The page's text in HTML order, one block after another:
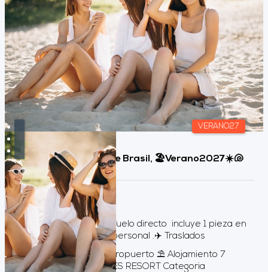
VERANO27
Guarajuba, Noreste de Brasil, 🏖️Verano2027☀️🐚
Duración:
Días7Noches
SERVICIOS INCLUIDOS Vuelo directo incluye 1 pieza en
bodega 23kg + articulo personal .✈️ Traslados
aeropuerto / hotel / aeropuerto ⛱️ Alojamiento 7
noches VILA GALE MARES RESORT Categoria